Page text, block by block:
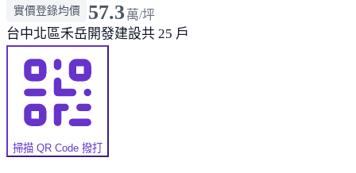
實價登錄均價 57.3 萬/坪
台中北區禾岳開發建設共 25 戶
掃描 QR Code 撥打